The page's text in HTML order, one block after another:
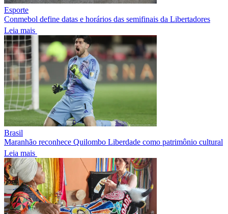
Esporte
Conmebol define datas e horários das semifinais da Libertadores
Leia mais
Brasil
Maranhão reconhece Quilombo Liberdade como patrimônio cultural
Leia mais